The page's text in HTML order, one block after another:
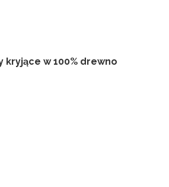
kryjące w 100% drewno